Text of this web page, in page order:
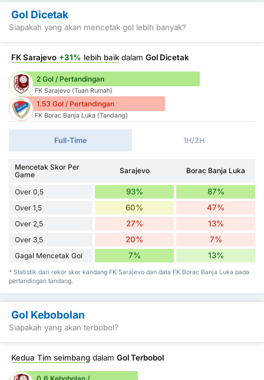
Gol Dicetak
Siapakah yang akan mencetak gol lebih banyak?
FK Sarajevo +31% lebih baik dalam Gol Dicetak
2 Gol / Pertandingan
FK Sarajevo (Tuan Rumah)
1.53 Gol / Pertandingan
FK Borac Banja Luka (Tandang)
Full-Time 1H/2H
Mencetak Skor Per
Game
Sarajevo Borac Banja Luka
Over 0,5 93% 87%
Over 1,5 60% 47%
Over 2,5 27% 13%
Over 3,5 20% 7%
Gagal Mencetak Gol 7% 13%
* Statistik dari rekor skor kandang FK Sarajevo dan data FK Borac Banja Luka pada
pertandingan tandang.
Gol Kebobolan
Siapakah yang akan terbobol?
Kedua Tim seimbang dalam Gol Terbobol